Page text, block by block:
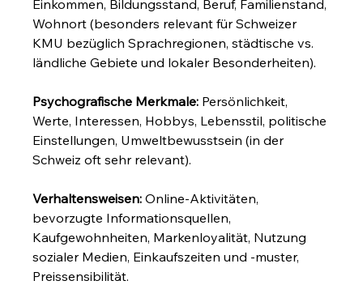
Einkommen, Bildungsstand, Beruf, Familienstand,
Wohnort (besonders relevant für Schweizer
KMU bezüglich Sprachregionen, städtische vs.
ländliche Gebiete und lokaler Besonderheiten).
Psychografische Merkmale: Persönlichkeit,
Werte, Interessen, Hobbys, Lebensstil, politische
Einstellungen, Umweltbewusstsein (in der
Schweiz oft sehr relevant).
Verhaltensweisen: Online-Aktivitäten,
bevorzugte Informationsquellen,
Kaufgewohnheiten, Markenloyalität, Nutzung
sozialer Medien, Einkaufszeiten und -muster,
Preissensibilität.